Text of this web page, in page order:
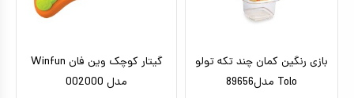
بازی رنگین کمان چند تکه تولو
Tolo مدل89656
گیتار کوچک وین فان Winfun
مدل 002000